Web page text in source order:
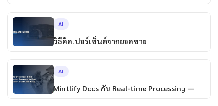
AI
วิธีคิดเปอร์เซ็นต์จากยอดขาย
AI
Mintlify Docs กับ Real-time Processing —